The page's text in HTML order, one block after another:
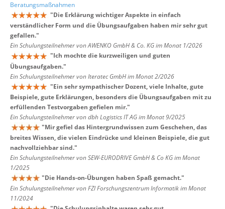
Beratungsmaßnahmen
"Die Erklärung wichtiger Aspekte in einfach
verständlicher Form und die Übungsaufgaben haben mir sehr gut
gefallen."
Ein Schulungsteilnehmer von AWENKO GmbH & Co. KG im Monat 1/2026
"Ich mochte die kurzweiligen und guten
Übungsaufgaben."
Ein Schulungsteilnehmer von Iteratec GmbH im Monat 2/2026
"Ein sehr sympathischer Dozent, viele Inhalte, gute
Beispiele, gute Erklärungen, besonders die Übungsaufgaben mit zu
erfüllenden Testvorgaben gefielen mir."
Ein Schulungsteilnehmer von dbh Logistics IT AG im Monat 9/2025
"Mir gefiel das Hintergrundwissen zum Geschehen, das
breites Wissen, die vielen Eindrücke und kleinen Beispiele, die gut
nachvollziehbar sind."
Ein Schulungsteilnehmer von SEW-EURODRIVE GmbH & Co KG im Monat
1/2025
"Die Hands-on-Übungen haben Spaß gemacht."
Ein Schulungsteilnehmer von FZI Forschungszentrum Informatik im Monat
11/2024